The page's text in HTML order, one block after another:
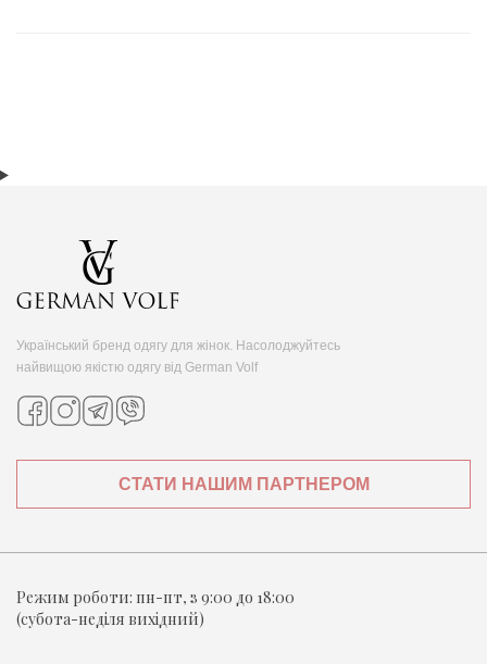
Український бренд одягу для жінок. Насолоджуйтесь
найвищою якістю одягу від German Volf
СТАТИ НАШИМ ПАРТНЕРОМ
Режим роботи: пн-пт, з 9:00 до 18:00
(субота-неділя вихідний)